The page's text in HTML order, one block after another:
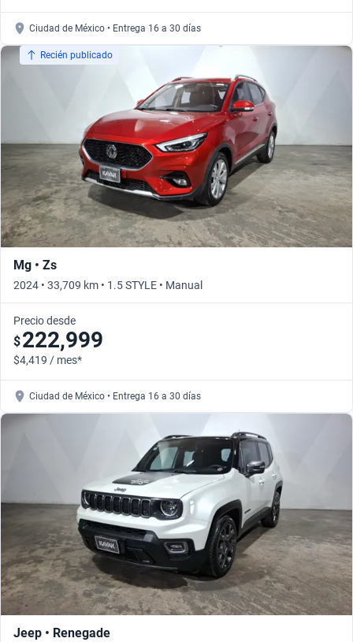
Ciudad de México • Entrega 16 a 30 días
Recién publicado
Mg • Zs
2024 • 33,709 km • 1.5 STYLE • Manual
Precio desde
$222,999
$4,419 / mes*
Ciudad de México • Entrega 16 a 30 días
Jeep • Renegade